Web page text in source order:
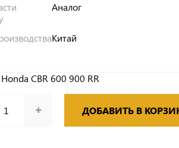
Аналог
Китай
CBR 600 900 RR
ДОБАВИТЬ В